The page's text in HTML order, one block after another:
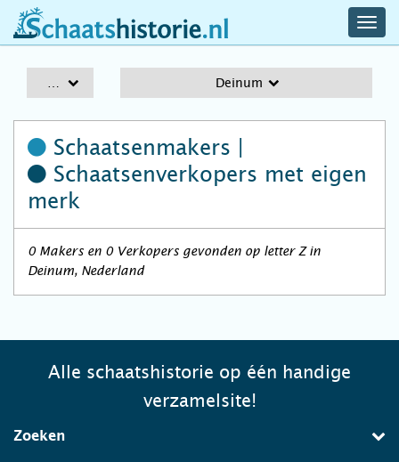
schaatshistorie.nl
Deinum
Schaatsenmakers |
Schaatsenverkopers met eigen
merk
0 Makers en 0 Verkopers gevonden op letter Z in
Deinum, Nederland
Alle schaatshistorie op één handige
verzamelsite!
Zoeken